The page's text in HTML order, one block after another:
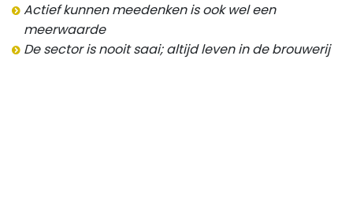
Actief kunnen meedenken is ook wel een
meerwaarde
De sector is nooit saai; altijd leven in de brouwerij